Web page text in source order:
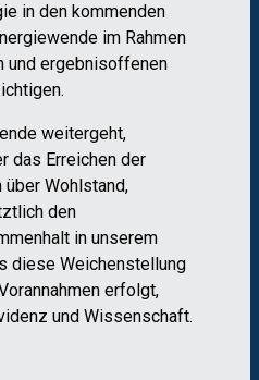
in den kommenden
im Rahmen
und ergebnisoffenen
weitergeht,
das Erreichen der
über Wohlstand,
den
in unserem
diese Weichenstellung
erfolgt,
und Wissenschaft.